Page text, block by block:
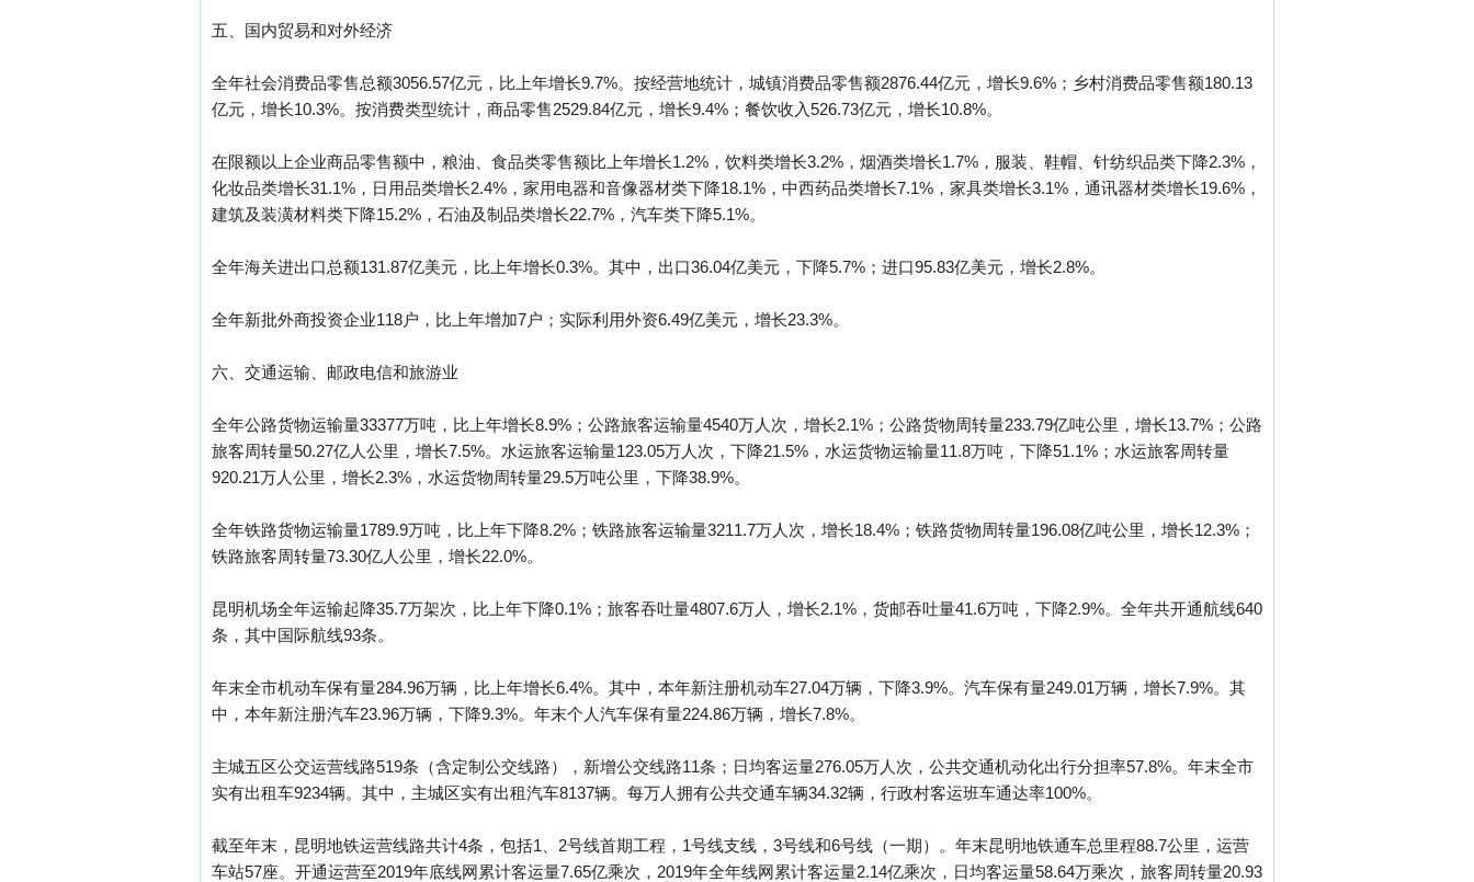
五、国内贸易和对外经济
全年社会消费品零售总额3056.57亿元，比上年增长9.7%。按经营地统计，城镇消费品零售额2876.44亿元，增长9.6%；乡村消费品零售额180.13
亿元，增长10.3%。按消费类型统计，商品零售2529.84亿元，增长9.4%；餐饮收入526.73亿元，增长10.8%。
在限额以上企业商品零售额中，粮油、食品类零售额比上年增长1.2%，饮料类增长3.2%，烟酒类增长1.7%，服装、鞋帽、针纺织品类下降2.3%，
化妆品类增长31.1%，日用品类增长2.4%，家用电器和音像器材类下降18.1%，中西药品类增长7.1%，家具类增长3.1%，通讯器材类增长19.6%，
建筑及装潢材料类下降15.2%，石油及制品类增长22.7%，汽车类下降5.1%。
全年海关进出口总额131.87亿美元，比上年增长0.3%。其中，出口36.04亿美元，下降5.7%；进口95.83亿美元，增长2.8%。
全年新批外商投资企业118户，比上年增加7户；实际利用外资6.49亿美元，增长23.3%。
六、交通运输、邮政电信和旅游业
全年公路货物运输量33377万吨，比上年增长8.9%；公路旅客运输量4540万人次，增长2.1%；公路货物周转量233.79亿吨公里，增长13.7%；公路
旅客周转量50.27亿人公里，增长7.5%。水运旅客运输量123.05万人次，下降21.5%，水运货物运输量11.8万吨，下降51.1%；水运旅客周转量
920.21万人公里，增长2.3%，水运货物周转量29.5万吨公里，下降38.9%。
全年铁路货物运输量1789.9万吨，比上年下降8.2%；铁路旅客运输量3211.7万人次，增长18.4%；铁路货物周转量196.08亿吨公里，增长12.3%；
铁路旅客周转量73.30亿人公里，增长22.0%。
昆明机场全年运输起降35.7万架次，比上年下降0.1%；旅客吞吐量4807.6万人，增长2.1%，货邮吞吐量41.6万吨，下降2.9%。全年共开通航线640
条，其中国际航线93条。
年末全市机动车保有量284.96万辆，比上年增长6.4%。其中，本年新注册机动车27.04万辆，下降3.9%。汽车保有量249.01万辆，增长7.9%。其
中，本年新注册汽车23.96万辆，下降9.3%。年末个人汽车保有量224.86万辆，增长7.8%。
主城五区公交运营线路519条（含定制公交线路），新增公交线路11条；日均客运量276.05万人次，公共交通机动化出行分担率57.8%。年末全市
实有出租车9234辆。其中，主城区实有出租汽车8137辆。每万人拥有公共交通车辆34.32辆，行政村客运班车通达率100%。
截至年末，昆明地铁运营线路共计4条，包括1、2号线首期工程，1号线支线，3号线和6号线（一期）。年末昆明地铁通车总里程88.7公里，运营
车站57座。开通运营至2019年底线网累计客运量7.65亿乘次，2019年全年线网累计客运量2.14亿乘次，日均客运量58.64万乘次，旅客周转量20.93